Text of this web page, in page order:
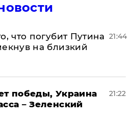
что погубит Путина
на близкий
21:44
победы, Украина
– Зеленский
21:22